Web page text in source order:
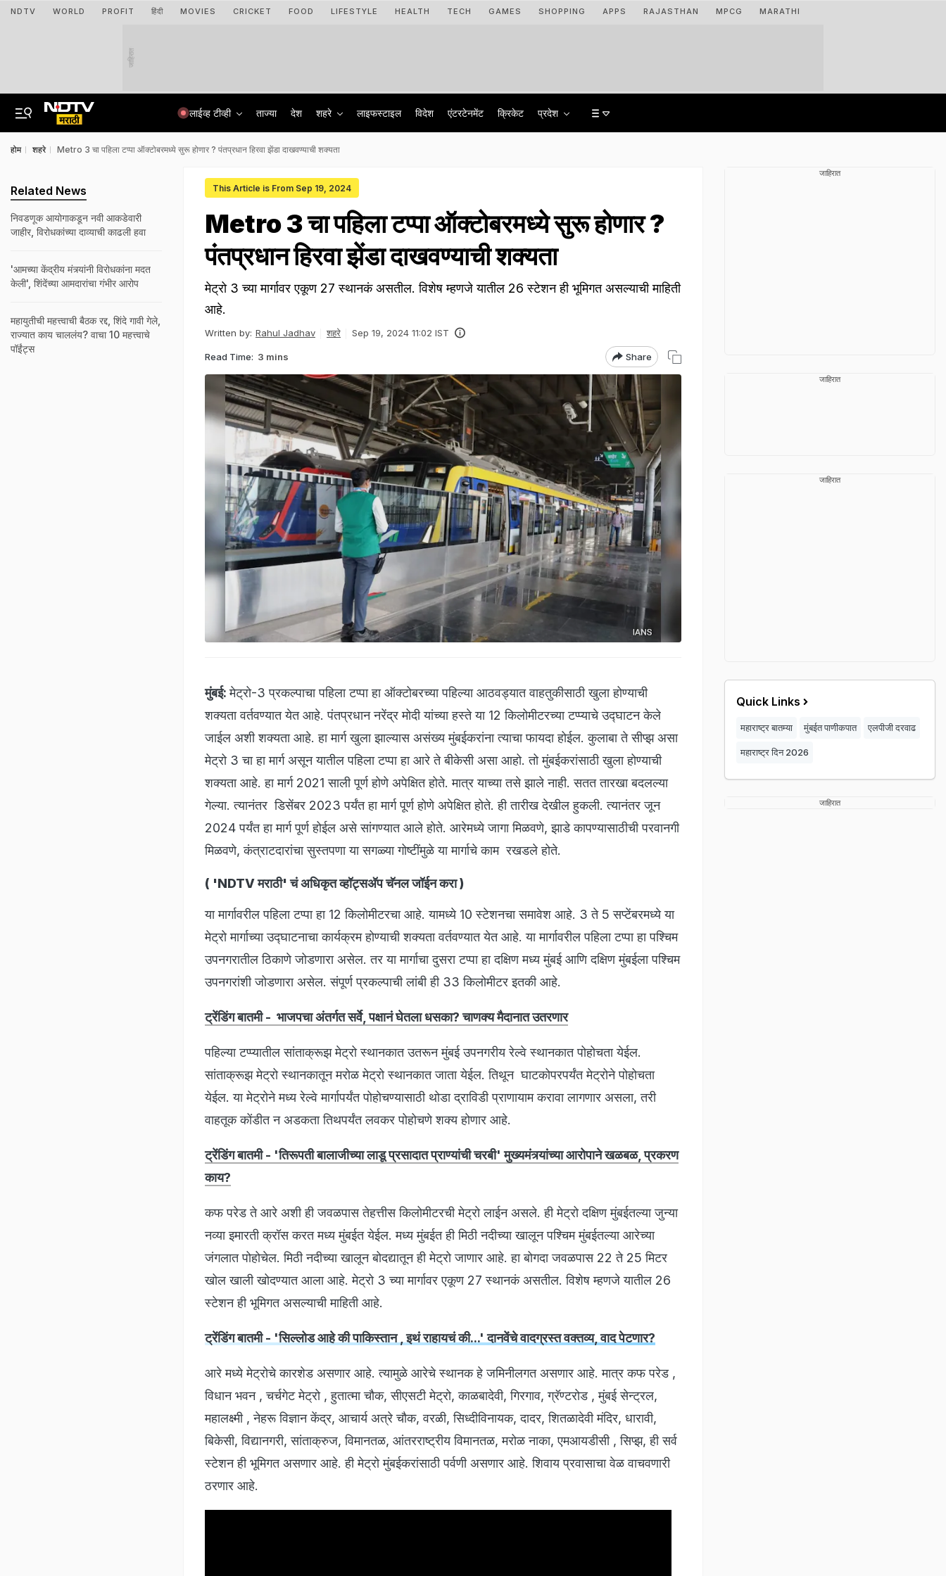
NDTV WORLD PROFIT हिंदी MOVIES CRICKET FOOD LIFESTYLE HEALTH TECH GAMES SHOPPING APPS RAJASTHAN MPCG MARATHI
जाहिरात
लाईव्ह टीव्ही ताज्या देश शहरे लाइफस्टाइल विदेश एंटरटेनमेंट क्रिकेट प्रदेश
होम शहरे Metro 3 चा पहिला टप्पा ऑक्टोबरमध्ये सुरू होणार ? पंतप्रधान हिरवा झेंडा दाखवण्याची शक्यता
This Article is From Sep 19, 2024
Metro 3 चा पहिला टप्पा ऑक्टोबरमध्ये सुरू होणार ?
पंतप्रधान हिरवा झेंडा दाखवण्याची शक्यता
मेट्रो 3 च्या मार्गावर एकूण 27 स्थानकं असतील. विशेष म्हणजे यातील 26 स्टेशन ही भूमिगत असल्याची माहिती
आहे.
Written by: Rahul Jadhav शहरे Sep 19, 2024 11:02 IST
Read Time: 3 mins Share
मुंबई: मेट्रो-3 प्रकल्पाचा पहिला टप्पा हा ऑक्टोबरच्या पहिल्या आठवड्यात वाहतुकीसाठी खुला होण्याची
शक्यता वर्तवण्यात येत आहे. पंतप्रधान नरेंद्र मोदी यांच्या हस्ते या 12 किलोमीटरच्या टप्प्याचे उद्घाटन केले
जाईल अशी शक्यता आहे. हा मार्ग खुला झाल्यास असंख्य मुंबईकरांना त्याचा फायदा होईल. कुलाबा ते सीप्झ असा
मेट्रो 3 चा हा मार्ग असून यातील पहिला टप्पा हा आरे ते बीकेसी असा आहो. तो मुंबईकरांसाठी खुला होण्याची
शक्यता आहे. हा मार्ग 2021 साली पूर्ण होणे अपेक्षित होते. मात्र याच्या तसे झाले नाही. सतत तारखा बदलल्या
गेल्या. त्यानंतर डिसेंबर 2023 पर्यंत हा मार्ग पूर्ण होणे अपेक्षित होते. ही तारीख देखील हुकली. त्यानंतर जून
2024 पर्यंत हा मार्ग पूर्ण होईल असे सांगण्यात आले होते. आरेमध्ये जागा मिळवणे, झाडे कापण्यासाठीची परवानगी
मिळवणे, कंत्राटदारांचा सुस्तपणा या सगळ्या गोष्टींमुळे या मार्गाचे काम रखडले होते.
( 'NDTV मराठी' चं अधिकृत व्हॉट्सअ‍ॅप चॅनल जॉईन करा)
या मार्गावरील पहिला टप्पा हा 12 किलोमीटरचा आहे. यामध्ये 10 स्टेशनचा समावेश आहे. 3 ते 5 सप्टेंबरमध्ये या
मेट्रो मार्गाच्या उद्घाटनाचा कार्यक्रम होण्याची शक्यता वर्तवण्यात येत आहे. या मार्गावरील पहिला टप्पा हा पश्चिम
उपनगरातील ठिकाणे जोडणारा असेल. तर या मार्गाचा दुसरा टप्पा हा दक्षिण मध्य मुंबई आणि दक्षिण मुंबईला पश्चिम
उपनगरांशी जोडणारा असेल. संपूर्ण प्रकल्पाची लांबी ही 33 किलोमीटर इतकी आहे.
ट्रेंडिंग बातमी - भाजपचा अंतर्गत सर्वे, पक्षानं घेतला धसका? चाणक्य मैदानात उतरणार
पहिल्या टप्प्यातील सांताक्रूझ मेट्रो स्थानकात उतरून मुंबई उपनगरीय रेल्वे स्थानकात पोहोचता येईल.
सांताक्रूझ मेट्रो स्थानकातून मरोळ मेट्रो स्थानकात जाता येईल. तिथून घाटकोपरपर्यंत मेट्रोने पोहोचता
येईल. या मेट्रोने मध्य रेल्वे मार्गापर्यंत पोहोचण्यासाठी थोडा द्राविडी प्राणायाम करावा लागणार असला, तरी
वाहतूक कोंडीत न अडकता तिथपर्यंत लवकर पोहोचणे शक्य होणार आहे.
ट्रेंडिंग बातमी - 'तिरूपती बालाजीच्या लाडू प्रसादात प्राण्यांची चरबी' मुख्यमंत्र्यांच्या आरोपाने खळबळ, प्रकरण
काय?
कफ परेड ते आरे अशी ही जवळपास तेहत्तीस किलोमीटरची मेट्रो लाईन असले. ही मेट्रो दक्षिण मुंबईतल्या जुन्या
नव्या इमारती क्रॉस करत मध्य मुंबईत येईल. मध्य मुंबईत ही मिठी नदीच्या खालून पश्चिम मुंबईतल्या आरेच्या
जंगलात पोहोचेल. मिठी नदीच्या खालून बोदद्यातून ही मेट्रो जाणार आहे. हा बोगदा जवळपास 22 ते 25 मिटर
खोल खाली खोदण्यात आला आहे. मेट्रो 3 च्या मार्गावर एकूण 27 स्थानकं असतील. विशेष म्हणजे यातील 26
स्टेशन ही भूमिगत असल्याची माहिती आहे.
ट्रेंडिंग बातमी - 'सिल्लोड आहे की पाकिस्तान , इथं राहायचं की...' दानवेंचे वादग्रस्त वक्तव्य, वाद पेटणार?
आरे मध्ये मेट्रोचे कारशेड असणार आहे. त्यामुळे आरेचे स्थानक हे जमिनीलगत असणार आहे. मात्र कफ परेड ,
विधान भवन , चर्चगेट मेट्रो , हुतात्मा चौक, सीएसटी मेट्रो, काळबादेवी, गिरगाव, ग्रॅण्टरोड , मुंबई सेन्ट्रल,
महालक्ष्मी , नेहरू विज्ञान केंद्र, आचार्य अत्रे चौक, वरळी, सिध्दीविनायक, दादर, शितळादेवी मंदिर, धारावी,
बिकेसी, विद्यानगरी, सांताक्रुज, विमानतळ, आंतरराष्ट्रीय विमानतळ, मरोळ नाका, एमआयडीसी , सिप्झ, ही सर्व
स्टेशन ही भूमिगत असणार आहे. ही मेट्रो मुंबईकरांसाठी पर्वणी असणार आहे. शिवाय प्रवासाचा वेळ वाचवणारी
ठरणार आहे.
Related News
निवडणूक आयोगाकडून नवी आकडेवारी
जाहीर, विरोधकांच्या दाव्याची काढली हवा
'आमच्या केंद्रीय मंत्र्यांनी विरोधकांना मदत
केली', शिंदेंच्या आमदारांचा गंभीर आरोप
महायुतीची महत्त्वाची बैठक रद्द, शिंदे गावी गेले,
राज्यात काय चाललंय? वाचा 10 महत्त्वाचे
पॉईंट्स
जाहिरात
जाहिरात
जाहिरात
Quick Links
महाराष्ट्र बातम्या मुंबईत पाणीकपात एलपीजी दरवाढ
महाराष्ट्र दिन 2026
जाहिरात